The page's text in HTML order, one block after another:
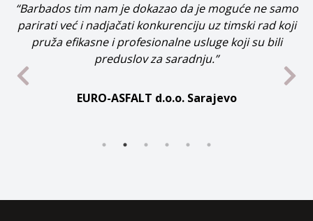
“Dugogodišnja saradnja sa Barbados timom je
ocjena za njihov rad.”